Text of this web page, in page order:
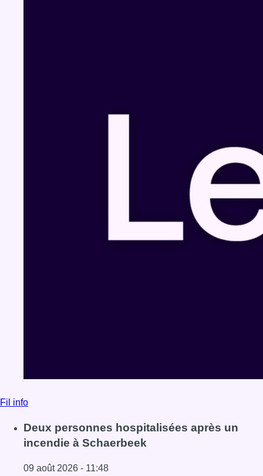
Fil info
Deux personnes hospitalisées après un
incendie à Schaerbeek
09 août 2026 - 11:48